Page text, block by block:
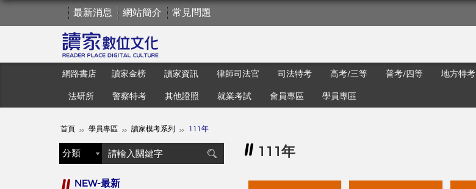
最新消息 網站簡介 常見問題
網路書店 讀家金榜 讀家資訊 律師司法官 司法特考 高考/三等 普考/四等 地方特考
法研所 警察特考 其他證照 就業考試 會員專區 學員專區
首頁 學員專區 讀家模考系列 111年
111年
NEW-最新